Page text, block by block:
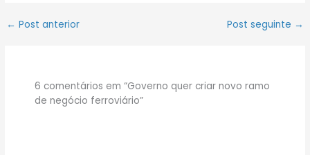
← Post anterior Post seguinte →
6 comentários em “Governo quer criar novo ramo
de negócio ferroviário”